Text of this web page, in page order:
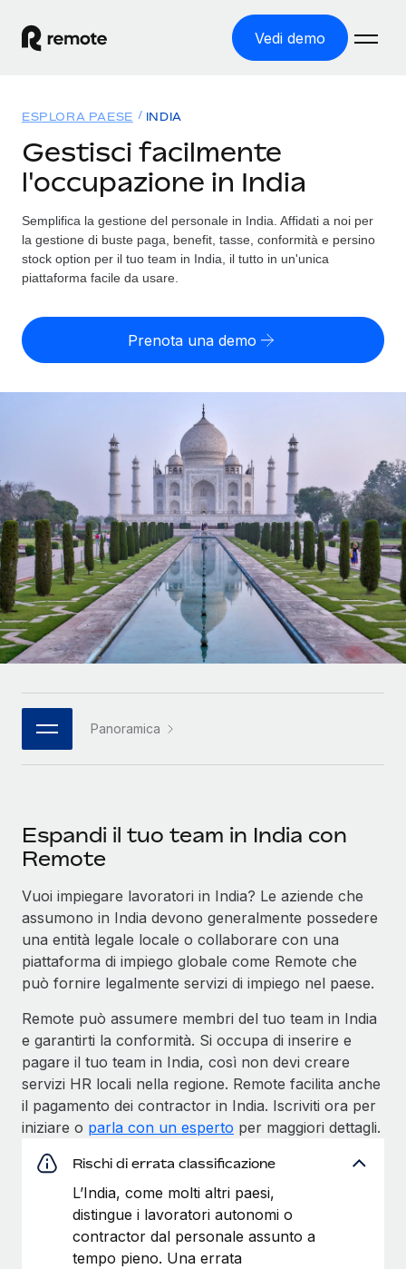
Vedi demo
ASSUMI NEL MONDO
Global Payroll
Gestisci il payroll a norma, in tutta semplicità
Employer of Record
Contractor Management
Chiedi a un esperto
Affidati agli esperti per la gestione HR e la
compliance globale
Soluzioni
COPERTURA GLOBALE
Ricerca paesi
Trova i servizi di supporto all’impiego per ogni Paese
Confronta Remote
Scopri come ci confrontiamo con gli altri
Partner tecnologici strategici
Integra l'HR globale nella tua piattaforma in modo
flessibile
CASE STUDIES
Tariffe
English
Deutsch
Español
Italiano
Português (Portugal)
日本語
한국어
中文（简体）
Login
ESPLORA PAESE INDIA
Gestisci facilmente
l'occupazione in India
Semplifica la gestione del personale in India. Affidati a noi per
la gestione di buste paga, benefit, tasse, conformità e persino
stock option per il tuo team in India, il tutto in un'unica
piattaforma facile da usare.
Prenota una demo
Panoramica
Espandi il tuo team in India con
Remote
Vuoi impiegare lavoratori in India? Le aziende che
assumono in India devono generalmente possedere
una entità legale locale o collaborare con una
piattaforma di impiego globale come Remote che
può fornire legalmente servizi di impiego nel paese.
Remote può assumere membri del tuo team in India
e garantirti la conformità. Si occupa di inserire e
pagare il tuo team in India, così non devi creare
servizi HR locali nella regione. Remote facilita anche
il pagamento dei contractor in India. Iscriviti ora per
iniziare o parla con un esperto per maggiori dettagli.
Rischi di errata classificazione
L’India, come molti altri paesi,
distingue i lavoratori autonomi o
contractor dal personale assunto a
tempo pieno. Una errata